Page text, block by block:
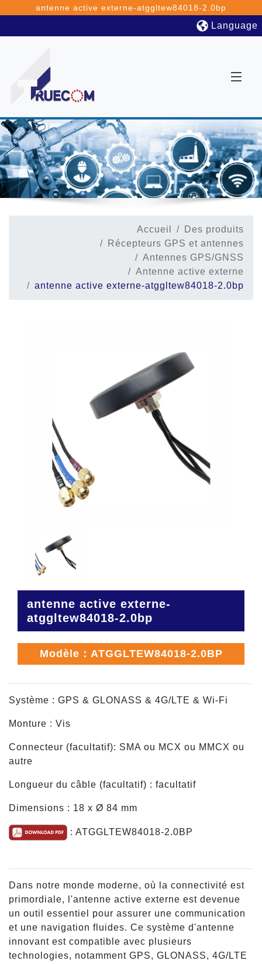
antenne active externe-atggltew84018-2.0bp
Language
Accueil
Des produits
Récepteurs GPS et antennes
Antennes GPS/GNSS
Antenne active externe
antenne active externe-atggltew84018-2.0bp
antenne active externe-
atggltew84018-2.0bp
Modèle：ATGGLTEW84018-2.0BP
Système : GPS & GLONASS & 4G/LTE & Wi-Fi
Monture : Vis
Connecteur (facultatif): SMA ou MCX ou MMCX ou
autre
Longueur du câble (facultatif) : facultatif
Dimensions : 18 x Ø 84 mm
: ATGGLTEW84018-2.0BP
Dans notre monde moderne, où la connectivité est
primordiale, l'antenne active externe est devenue
un outil essentiel pour assurer une communication
et une navigation fluides. Ce système d'antenne
innovant est compatible avec plusieurs
technologies, notamment GPS, GLONASS, 4G/LTE